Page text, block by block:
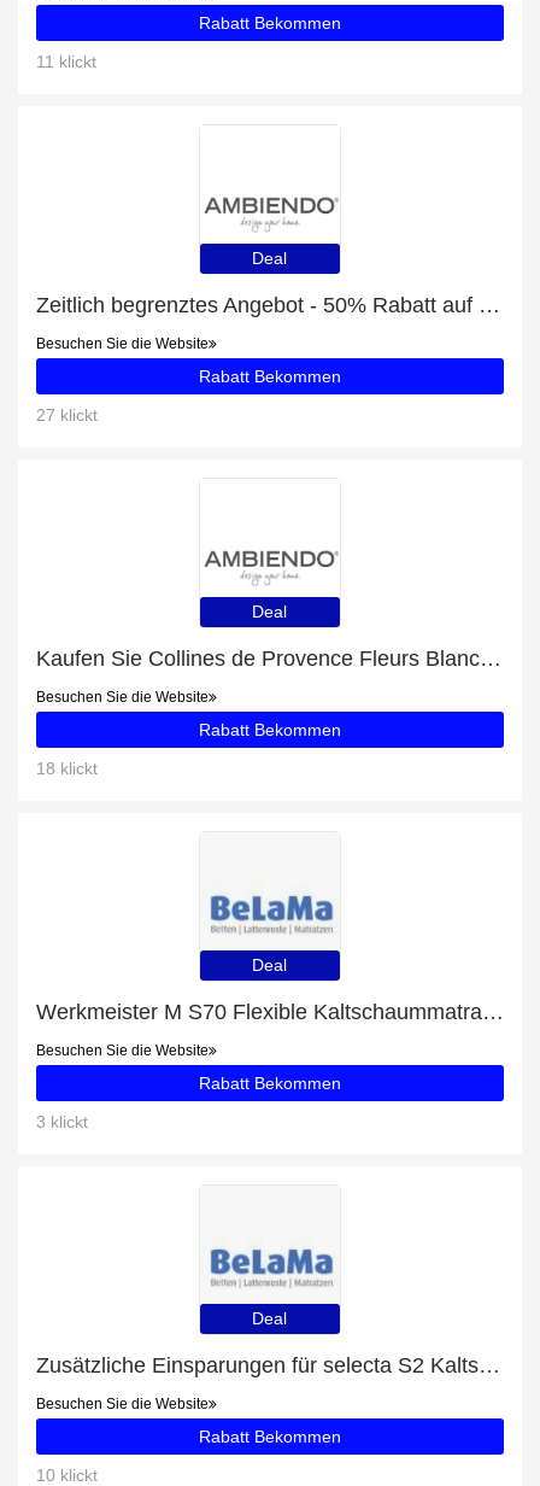
Rabatt Bekommen
11 klickt
Deal
Zeitlich begrenztes Angebot - 50% Rabatt auf Collines de Provence Fleurs Blanches Tahiti-Gardenie Duftkerze
Besuchen Sie die Website
Rabatt Bekommen
27 klickt
Deal
Kaufen Sie Collines de Provence Fleurs Blanches Wildnarzisse Duftkerze und erhalten Sie bis zu 28% Rabatt
Besuchen Sie die Website
Rabatt Bekommen
18 klickt
Deal
Werkmeister M S70 Flexible Kaltschaummatratze Aktion und 20% Rabatt Ausverkauf
Besuchen Sie die Website
Rabatt Bekommen
3 klickt
Deal
Zusätzliche Einsparungen für selecta S2 Kaltschaummatratze plus zusätzliche 63-Angebote
Besuchen Sie die Website
Rabatt Bekommen
10 klickt